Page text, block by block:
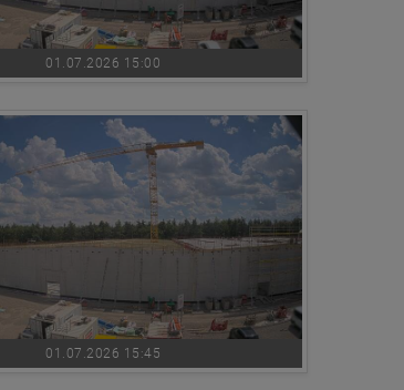
01.07.2026 15:00
01.07.2026 15:45